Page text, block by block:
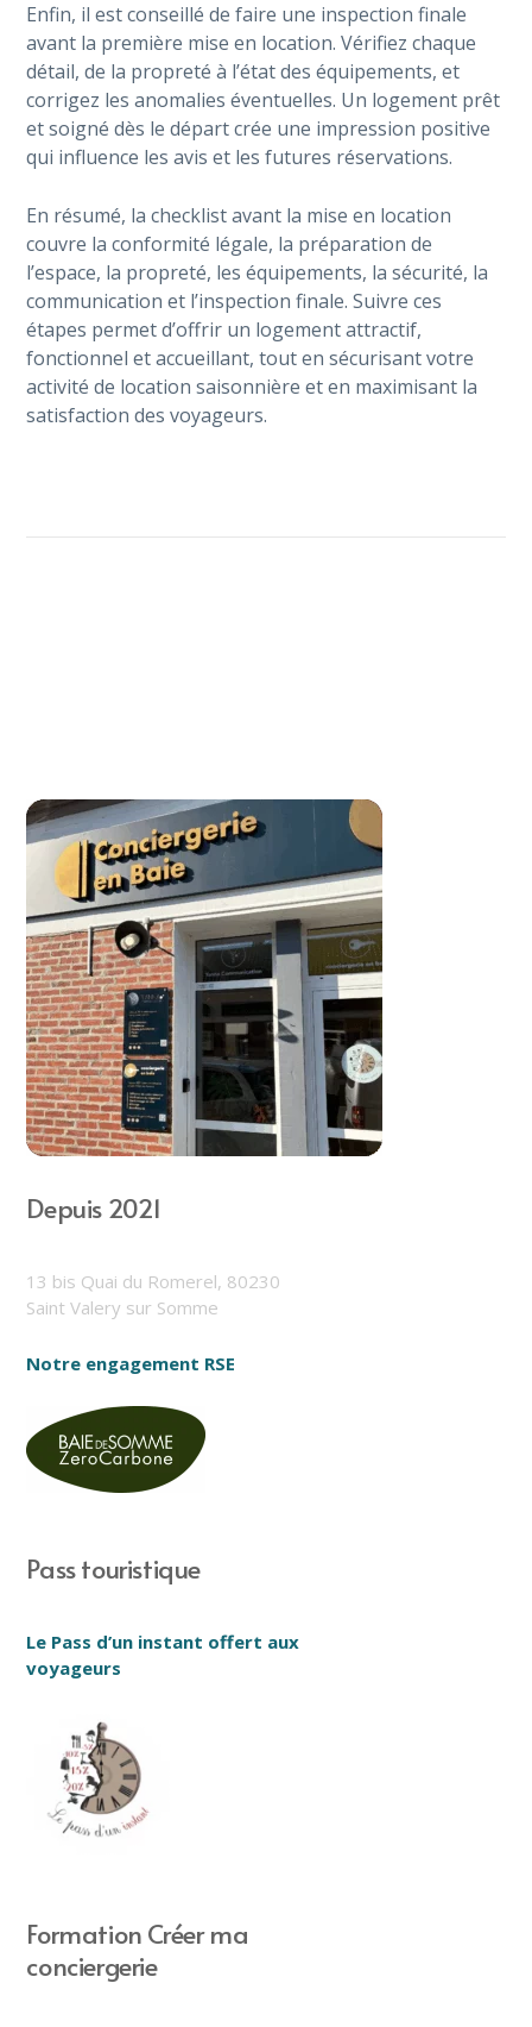
Enfin, il est conseillé de faire une inspection finale
avant la première mise en location. Vérifiez chaque
détail, de la propreté à l’état des équipements, et
corrigez les anomalies éventuelles. Un logement prêt
et soigné dès le départ crée une impression positive
qui influence les avis et les futures réservations.
En résumé, la checklist avant la mise en location
couvre la conformité légale, la préparation de
l’espace, la propreté, les équipements, la sécurité, la
communication et l’inspection finale. Suivre ces
étapes permet d’offrir un logement attractif,
fonctionnel et accueillant, tout en sécurisant votre
activité de location saisonnière et en maximisant la
satisfaction des voyageurs.
Depuis 2021
13 bis Quai du Romerel, 80230
Saint Valery sur Somme
Notre engagement RSE
Pass touristique
Le Pass d’un instant offert aux
voyageurs
Formation Créer ma
conciergerie